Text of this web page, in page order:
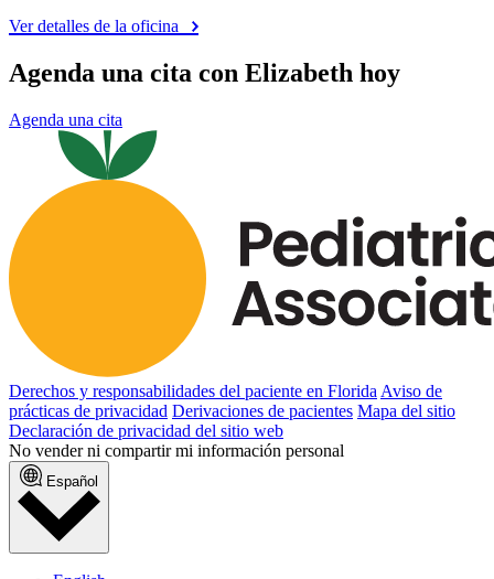
Ver detalles de la oficina
Agenda una cita con Elizabeth hoy
Agenda una cita
Derechos y responsabilidades del paciente en Florida Aviso de
prácticas de privacidad Derivaciones de pacientes Mapa del sitio
Declaración de privacidad del sitio web
No vender ni compartir mi información personal
Español